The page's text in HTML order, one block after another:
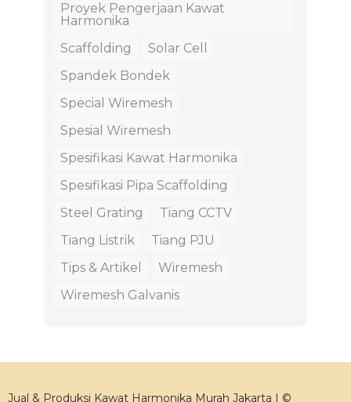
Proyek Pengerjaan Kawat
Harmonika
Scaffolding
Solar Cell
Spandek Bondek
Special Wiremesh
Spesial Wiremesh
Spesifikasi Kawat Harmonika
Spesifikasi Pipa Scaffolding
Steel Grating
Tiang CCTV
Tiang Listrik
Tiang PJU
Tips & Artikel
Wiremesh
Wiremesh Galvanis
Jual & Produksi Kawat Harmonika Murah Jakarta | ©